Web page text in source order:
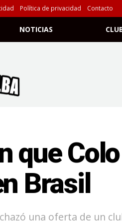
Política de privacidad Contacto
NOTICIAS
que
Brasil
una oferta de un